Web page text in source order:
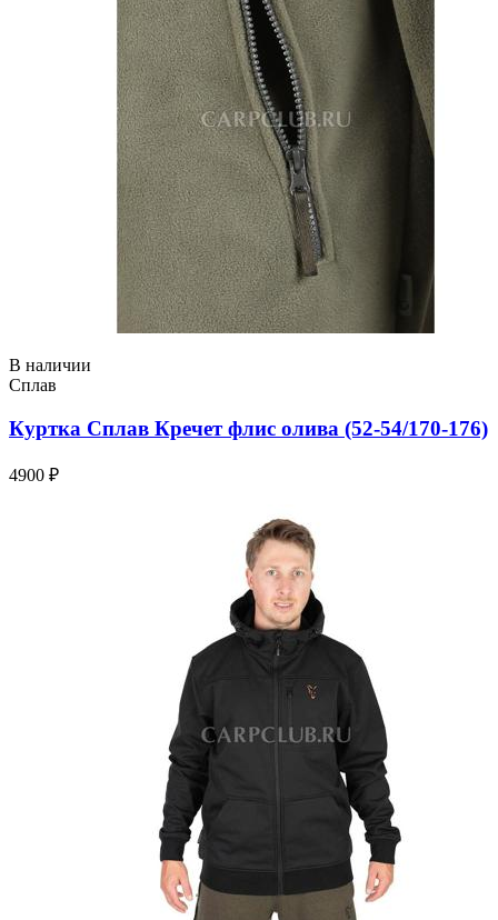
В наличии
Сплав
Куртка Сплав Кречет флис олива (52-54/170-176)
4900 ₽